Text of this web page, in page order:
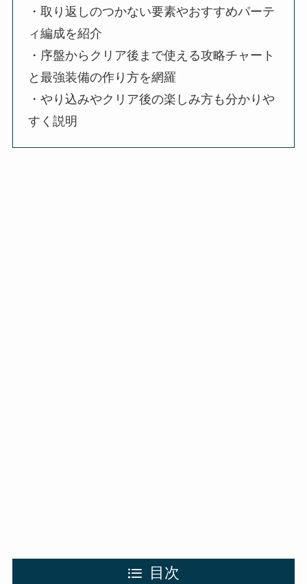
・取り返しのつかない要素やおすすめパーテ
ィ編成を紹介
・序盤からクリア後まで使える攻略チャート
と最強装備の作り方を網羅
・やり込みやクリア後の楽しみ方も分かりや
すく説明
目次